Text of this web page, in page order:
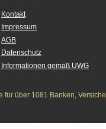
Kontakt
Impressum
AGB
Datenschutz
Informationen gemäß UWG
über 1081 Banken,